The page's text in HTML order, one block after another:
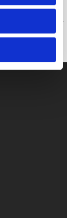
fylla i blanketten.